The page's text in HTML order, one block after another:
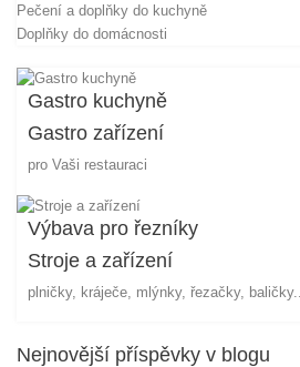
Pečení a doplňky do kuchyně
Doplňky do domácnosti
Gastro kuchyně
Gastro zařízení
pro Vaši restauraci
Výbava pro řezníky
Stroje a zařízení
plničky, kráječe, mlýnky, řezačky, baličky...
Nejnovější příspěvky v blogu